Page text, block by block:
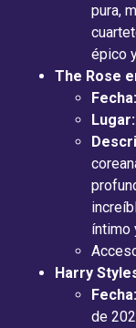
pura,
épico
The Rose
Fecha:
Lugar:
íntimo
Harry
Fecha:
de